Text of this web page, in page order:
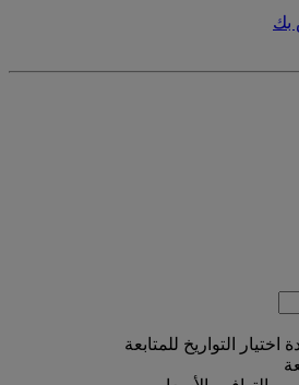
بك
اختيار التواريخ للمتابعة